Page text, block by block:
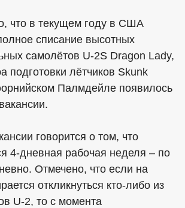
что в текущем году в США
списание высотных
самолётов U-2S Dragon Lady,
подготовки лётчиков Skunk
Палмдейле появилось
говорится о том, что
4-дневная рабочая неделя – по
Отмечено, что если на
откликнуться кто-либо из
U-2, то с момента